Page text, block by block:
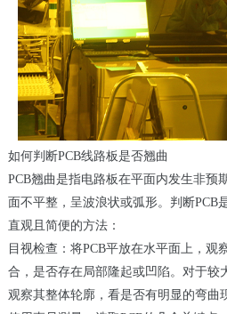
如何判断PCB线路板是否翘曲
PCB翘曲是指电路板在平面内发生非预
面不平整，呈波浪状或弧形。判断PCB
直观且简便的方法：
目视检查：将PCB平放在水平面上，观
合，是否存在局部隆起或凹陷。对于较
观察其整体轮廓，看是否有明显的弯曲